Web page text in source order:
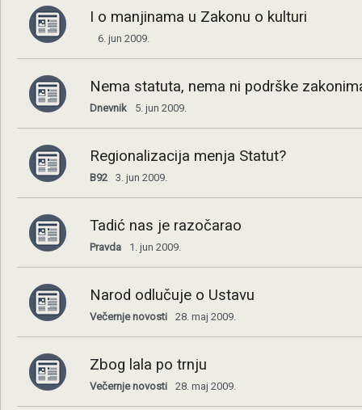
I o manjinama u Zakonu o kulturi
6. jun 2009.
Nema statuta, nema ni podrške
Dnevnik 5. jun 2009.
Regionalizacija menja Statut?
B92 3. jun 2009.
Tadić nas je razočarao
Pravda 1. jun 2009.
Narod odlučuje o Ustavu
Večernje novosti 28. maj 2009.
Zbog lala po trnju
Večernje novosti 28. maj 2009.